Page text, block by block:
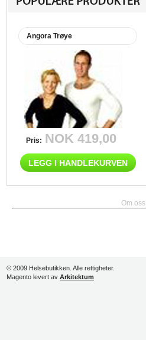
Angora Trøye
Pris: NOK 419,00
LEGG I HANDLEKURVEN
Om oss
© 2009 Helsebutikken. Alle rettigheter.
Magento levert av Arkitektum